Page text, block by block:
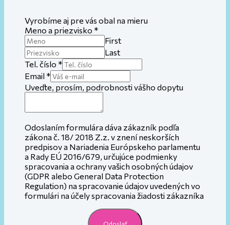
Vyrobíme aj pre vás obal na mieru
Meno a priezvisko *
First
Last
Tel. číslo *
Email *
Uveďte, prosím, podrobnosti vášho dopytu
Odoslaním formulára dáva zákazník podľa
zákona č. 18/ 2018 Z.z. v znení neskorších
predpisov a Nariadenia Európskeho parlamentu
a Rady EÚ 2016/679, určujúce podmienky
spracovania a ochrany vašich osobných údajov
(GDPR alebo General Data Protection
Regulation) na spracovanie údajov uvedených vo
formulári na účely spracovania žiadosti zákazníka
Odoslať